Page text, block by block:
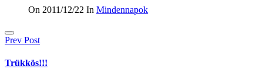
On 2011/12/22 In Mindennapok
Bejegyzés
navigáció
Prev Post
Trükkös!!!